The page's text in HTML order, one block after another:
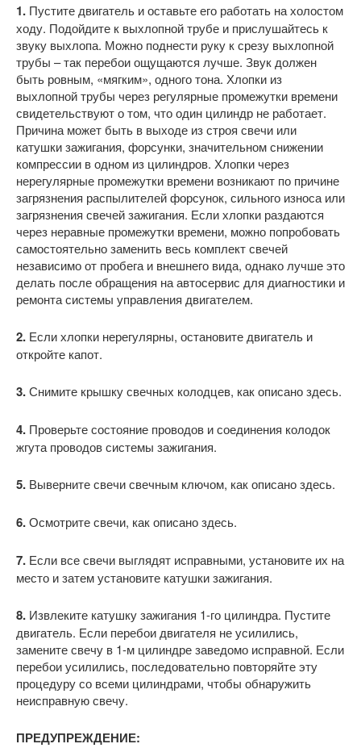
1. Пустите двигатель и оставьте его работать на холостом
ходу. Подойдите к выхлопной трубе и прислушайтесь к
звуку выхлопа. Можно поднести руку к срезу выхлопной
трубы – так перебои ощущаются лучше. Звук должен
быть ровным, «мягким», одного тона. Хлопки из
выхлопной трубы через регулярные промежутки времени
свидетельствуют о том, что один цилиндр не работает.
Причина может быть в выходе из строя свечи или
катушки зажигания, форсунки, значительном снижении
компрессии в одном из цилиндров. Хлопки через
нерегулярные промежутки времени возникают по причине
загрязнения распылителей форсунок, сильного износа или
загрязнения свечей зажигания. Если хлопки раздаются
через неравные промежутки времени, можно попробовать
самостоятельно заменить весь комплект свечей
независимо от пробега и внешнего вида, однако лучше это
делать после обращения на автосервис для диагностики и
ремонта системы управления двигателем.
2. Если хлопки нерегулярны, остановите двигатель и
откройте капот.
3.Снимите крышку свечных колодцев, как описано здесь.
4. Проверьте состояние проводов и соединения колодок
жгута проводов системы зажигания.
5. Выверните свечи свечным ключом, как описано здесь.
6.Осмотрите свечи, как описано здесь.
7. Если все свечи выглядят исправными, установите их на
место и затем установите катушки зажигания.
8. Извлеките катушку зажигания 1-го цилиндра. Пустите
двигатель. Если перебои двигателя не усилились,
замените свечу в 1-м цилиндре заведомо исправной. Если
перебои усилились, последовательно повторяйте эту
процедуру со всеми цилиндрами, чтобы обнаружить
неисправную свечу.
ПРЕДУПРЕЖДЕНИЕ: